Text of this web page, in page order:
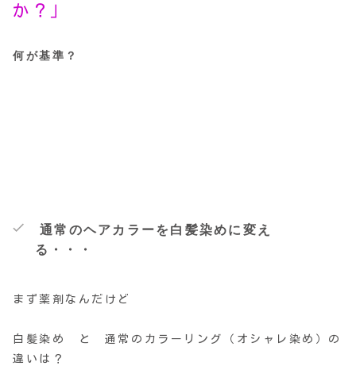
か？」
何が基準？
通常のヘアカラーを白髪染めに変え
る・・・
まず薬剤なんだけど
白髪染め と 通常のカラーリング（オシャレ染め）の
違いは？